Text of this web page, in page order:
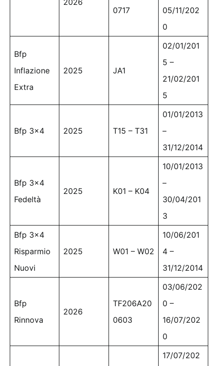
0717
05/11/202
0
Bfp
Inflazione
Extra
2025 JA1
02/01/201
5 –
21/02/201
5
Bfp 3×4 2025 T15 – T31
01/01/2013
–
31/12/2014
Bfp 3×4
Fedeltà
2025 K01 – K04
10/01/2013
–
30/04/201
3
Bfp 3×4
Risparmio
Nuovi
2025 W01 – W02
10/06/201
4 –
31/12/2014
Bfp
Rinnova
2026
TF206A20
0603
03/06/202
0 –
16/07/202
0
17/07/202